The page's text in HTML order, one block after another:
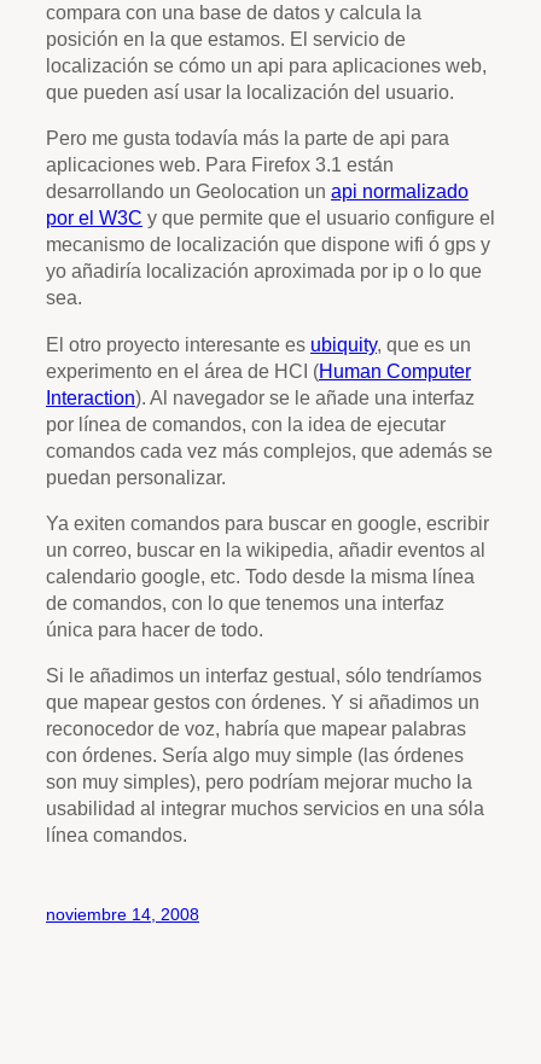
compara con una base de datos y calcula la
posición en la que estamos. El servicio de
localización se cómo un api para aplicaciones web,
que pueden así usar la localización del usuario.
Pero me gusta todavía más la parte de api para
aplicaciones web. Para Firefox 3.1 están
desarrollando un Geolocation un api normalizado
por el W3C y que permite que el usuario configure el
mecanismo de localización que dispone wifi ó gps y
yo añadiría localización aproximada por ip o lo que
sea.
El otro proyecto interesante es ubiquity, que es un
experimento en el área de HCI (Human Computer
Interaction). Al navegador se le añade una interfaz
por línea de comandos, con la idea de ejecutar
comandos cada vez más complejos, que además se
puedan personalizar.
Ya exiten comandos para buscar en google, escribir
un correo, buscar en la wikipedia, añadir eventos al
calendario google, etc. Todo desde la misma línea
de comandos, con lo que tenemos una interfaz
única para hacer de todo.
Si le añadimos un interfaz gestual, sólo tendríamos
que mapear gestos con órdenes. Y si añadimos un
reconocedor de voz, habría que mapear palabras
con órdenes. Sería algo muy simple (las órdenes
son muy simples), pero podríam mejorar mucho la
usabilidad al integrar muchos servicios en una sóla
línea comandos.
noviembre 14, 2008